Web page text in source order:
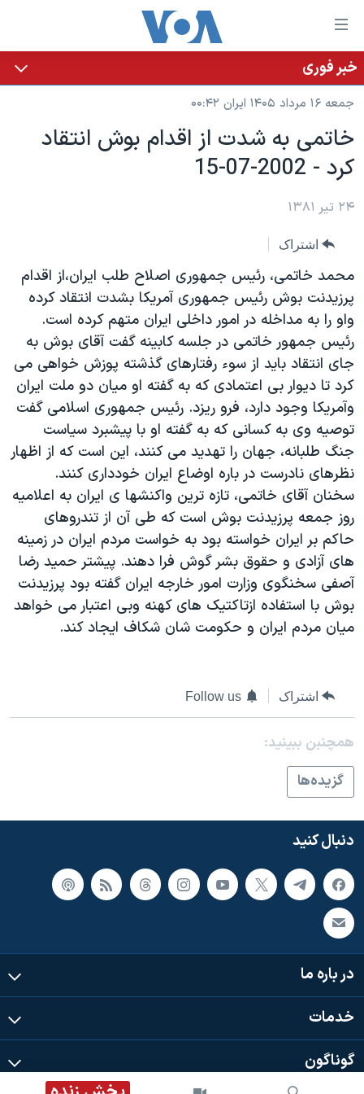
لینکهای
قابل
دسترسی
جهش
محتوای
اصلی
جهش
به
اصلی
جهش
به
جستجو
خانه
نسخه سبک وب‌سایت
موضوع ها
ایران
آمریکا
گزیده‌ها
ویژه برنامه‌ها
ویدیوها
فرهنگ و زندگی
حقوق شهروندی
اقتصادی
علم و فناوری
اسرائیل در جنگ
گالری عکس
آرشیو پخش زنده
برنامه های تلویزیونی
جدول برنامه ها
صفحه‌های ویژه
عملیات خشم حماسی
۲۵۰سالگی آمریکا
بایگانی برنامه‌های تلویزیونی
مستندها
انتخابات ریاست جمهوری آمریکا ۲۰۲۴
حمله جمهوری اسلامی به اسرائیل
رمز مهسا
ورزش زنان در ایران
اعتراضات زن، زندگی، آزادی
مجموعه مستندهای دادخواهی
تریبونال مردمی آبان ۹۸
دادگاه حمید نوری
اعتراضات مردمی آبان ۹۸
همایش محافظه‌کاران آمریکا «سی‌پک»
صفحه‌های ویژه
سفر پرزیدنت ترامپ به چین
پخش رادیویی
یادگیری زبان انگلیسی
دنبال کنید
زبانهای مختلف
خبر فوری
جمعه ۱۶ مرداد ۱۴۰۵ ایران ۰۰:۴۲
خاتمی به شدت از اقدام بوش انتقاد
کرد - 2002-07-15
۲۴ تیر ۱۳۸۱
اشتراک
محمد خاتمی، رئيس جمهوری اصلاح طلب ايران،از اقدام
پرزيدنت بوش رئيس جمهوری آمريکا بشدت انتقاد کرده
واو را به مداخله در امور داخلی ايران متهم کرده است.
رئيس جمهور خاتمی در جلسه کابينه گفت آقای بوش به
جای انتقاد بايد از سوء رفتارهای گذشته پوزش خواهی می
کرد تا ديوار بی اعتمادی که به گفته او ميان دو ملت ايران
وآمريکا وجود دارد، فرو ريزد. رئيس جمهوری اسلامی گفت
توصيه وی به کسانی که به گفته او با پيشبرد سياست
جنگ طلبانه، جهان را تهديد می کنند، اين است که از اظهار
نظرهای نادرست در باره اوضاع ايران خودداری کنند.
سخنان آقای خاتمی، تازه ترين واکنشها ی ايران به اعلاميه
روز جمعه پرزيدنت بوش است که طی آن از تندروهای
حاکم بر ايران خواسته بود به خواست مردم ايران در زمينه
های آزادی و حقوق بشر گوش فرا دهند. پيشتر حميد رضا
آصفی سخنگوی وزارت امور خارجه ايران گفته بود پرزيدنت
بوش با استفاده ازتاکتيک های کهنه وبی اعتبار می خواهد
ميان مردم ايران و حکومت شان شکاف ايجاد کند.
اشتراک Follow us
همچنبن ببینید:
گزيده‌ها
دنبال کنید
در باره ما
خدمات
گوناگون